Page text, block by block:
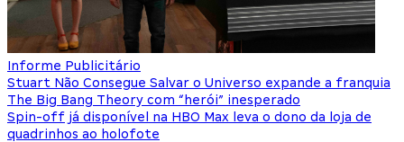
Informe Publicitário
Stuart Não Consegue Salvar o Universo expande a franquia
The Big Bang Theory com “herói” inesperado
Spin-off já disponível na HBO Max leva o dono da loja de
quadrinhos ao holofote